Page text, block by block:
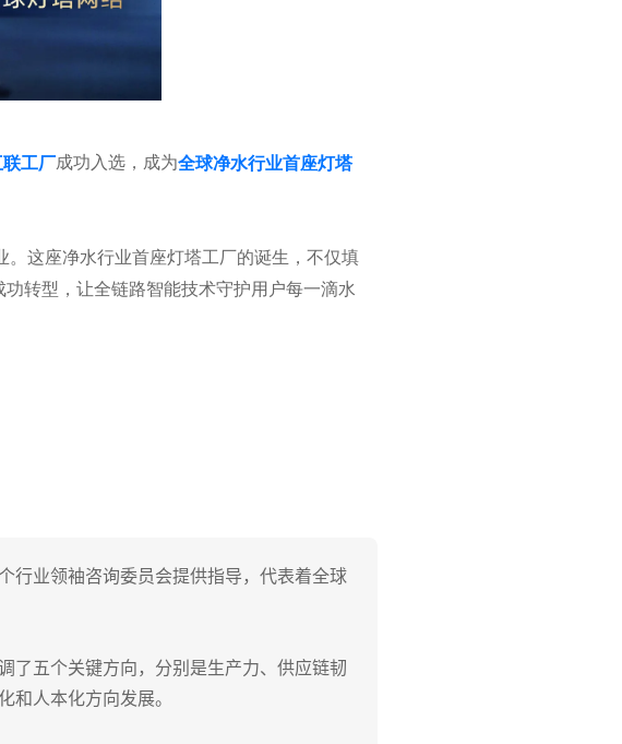
工厂成功入选，成为全球净水行业首座灯塔
。这座净水行业首座灯塔工厂的诞生，不仅填
转型，让全链路智能技术守护用户每一滴水
行业领袖咨询委员会提供指导，代表着全球
了五个关键方向，分别是生产力、供应链韧
人本化方向发展。